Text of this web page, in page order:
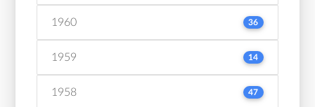
1960 36
1959 14
1958 47